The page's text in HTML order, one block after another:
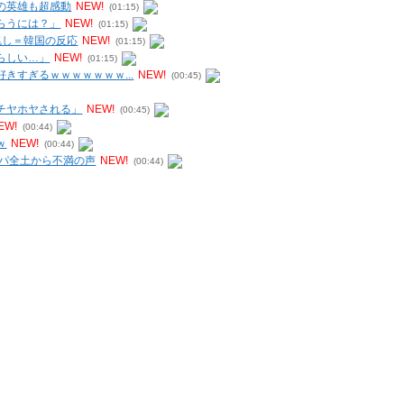
英雄も超感動 NEW! (01:15)
には？」 NEW! (01:15)
＝韓国の反応 NEW! (01:15)
しい…」 NEW! (01:15)
すぎるｗｗｗｗｗｗｗ... NEW! (00:45)
ホヤされる」 NEW! (00:45)
(00:44)
NEW! (00:44)
全土から不満の声 NEW! (00:44)